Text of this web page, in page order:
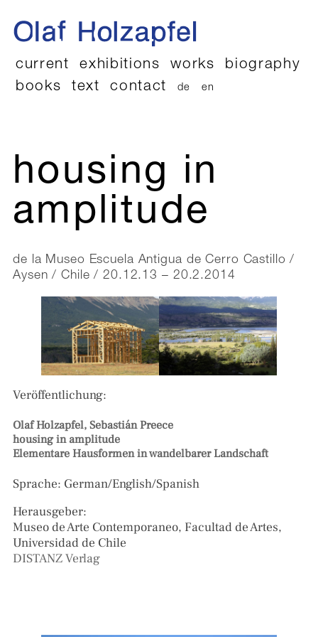
current exhibitions works
biography
books
text contact de en
housing in
amplitude
de la Museo Escuela Antigua de Cerro Castillo /
Aysen / Chile / 20.12.13 – 20.2.2014
Veröffentlichung:
Olaf Holzapfel, Sebastián Preece
housing in amplitude
Elementare Hausformen in wandelbarer Landschaft
Sprache: German/English/Spanish
Herausgeber:
Museo de Arte Contemporaneo, Facultad de Artes,
Universidad de Chile
DISTANZ Verlag